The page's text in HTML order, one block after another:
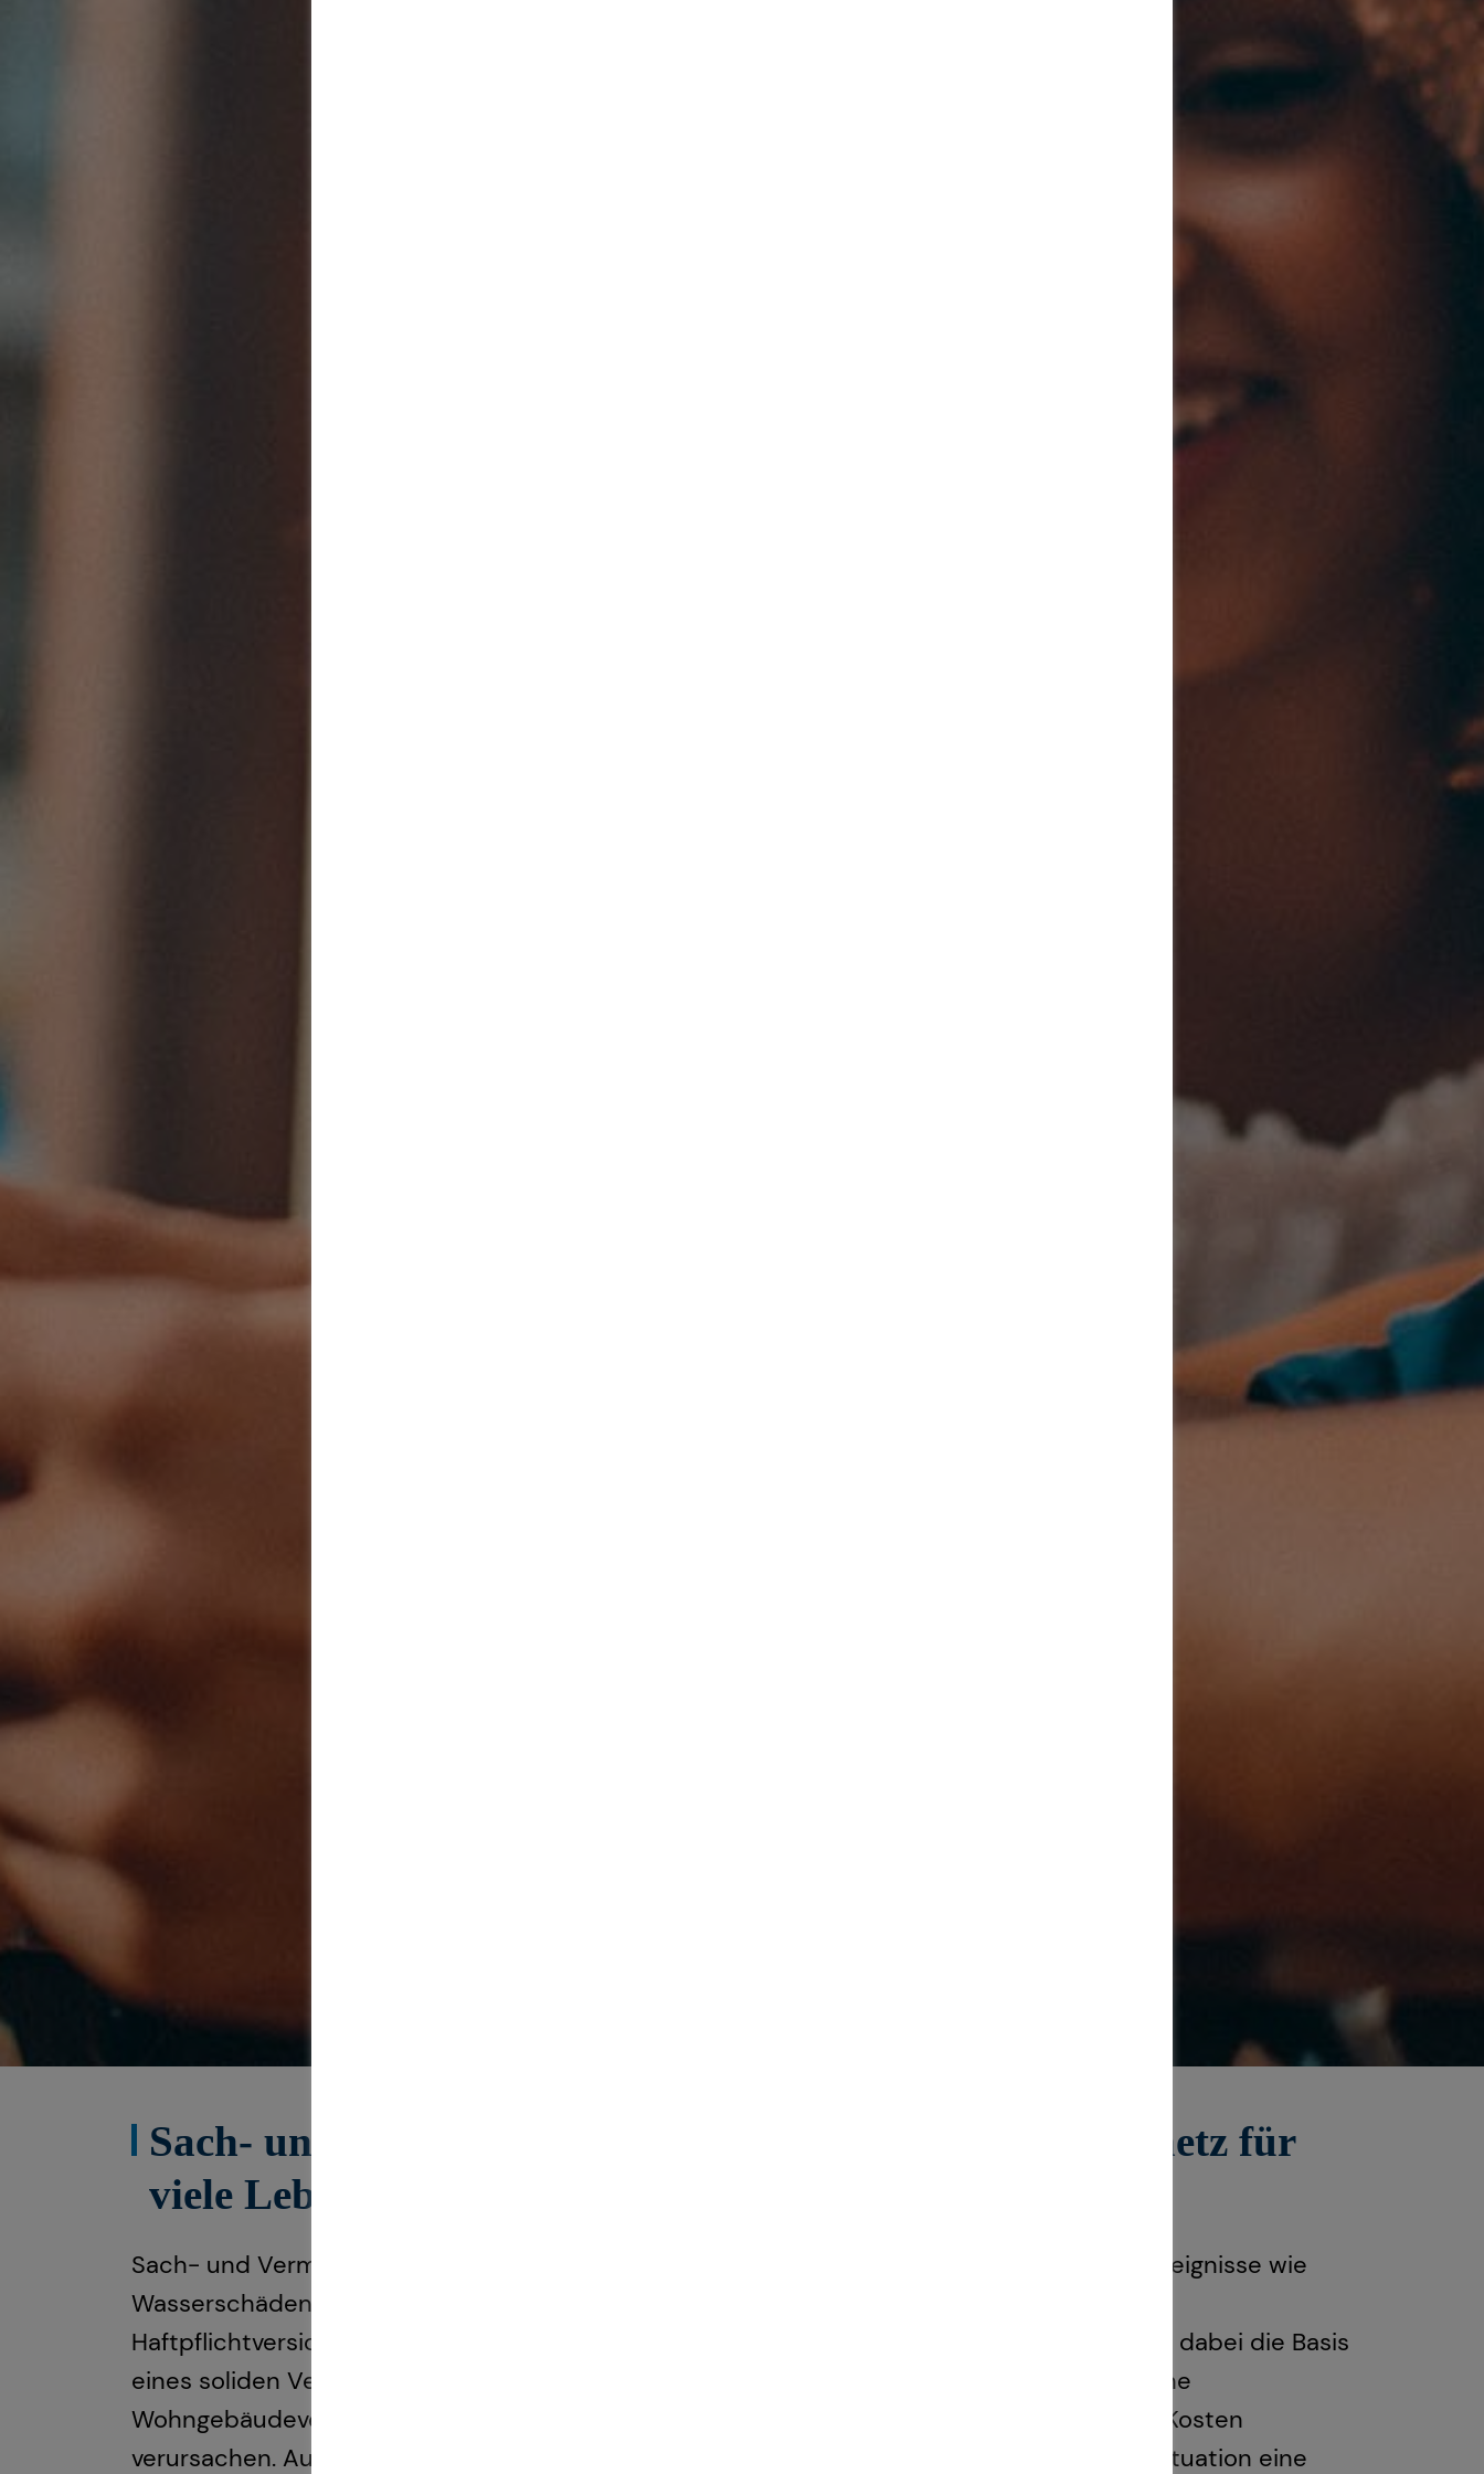
Sach- und Vermögensversicherungen: dein Sicherheitsnetz für
viele Lebenslagen
Sach- und Vermögensversicherungen helfen dir, die finanziellen Folgen unvorhersehbarer Ereignisse wie
Wasserschäden, Einbruch oder Schadenersatzansprüche Dritter abzufedern. Die private
Haftpflichtversicherung, die Kfz-Haftpflichtversicherung und die Hausratversicherung bilden dabei die Basis
eines soliden Versicherungsschutzes. Für Hauseigentümerinnen und Hauseigentümer ist eine
Wohngebäudeversicherung i. d. R. sogar noch wichtiger, da Schäden am Gebäude oft hohe Kosten
verursachen. Auch eine private Rechtsschutzversicherung kann je nach individueller Risikosituation eine